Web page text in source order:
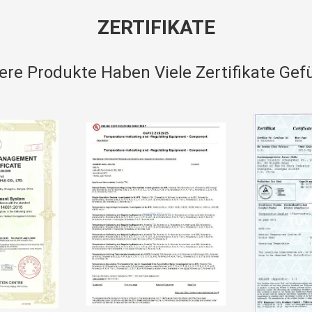
ZERTIFIKATE
Produkte Haben Viele Zertifikate